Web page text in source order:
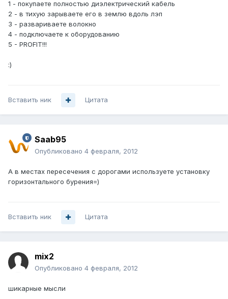
1 - покупаете полностью диэлектрический кабель
2 - в тихую зарываете его в землю вдоль лэп
3 - развариваете волокно
4 - подключаете к оборудованию
5 - PROFIT!!!
:)
Вставить ник Цитата
Saab95
Опубликовано 4 февраля, 2012
А в местах пересечения с дорогами используете установку
горизонтального бурения=)
Вставить ник Цитата
mix2
Опубликовано 4 февраля, 2012
шикарные мысли